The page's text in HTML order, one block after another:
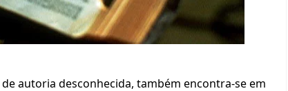
autoria desconhecida, também encontra-se em